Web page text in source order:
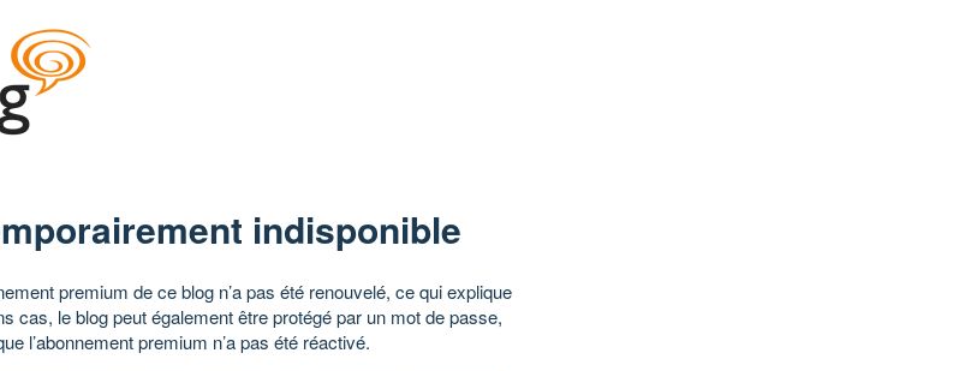
indisponible
premium de ce blog n’a pas été renouvelé, ce qui explique
cas, le blog peut également être protégé par un mot de passe,
l’abonnement premium n’a pas été réactivé.